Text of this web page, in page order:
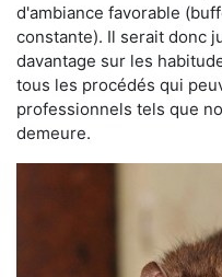
d'ambiance favorable
constante). Il serait donc
davantage sur les
tous les procédés qui
professionnels tels que
demeure.